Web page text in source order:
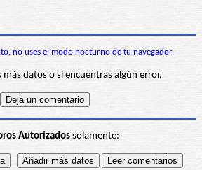
no uses el modo nocturno de tu navegador.
más datos o si encuentras algún error.
Autorizadossolamente: